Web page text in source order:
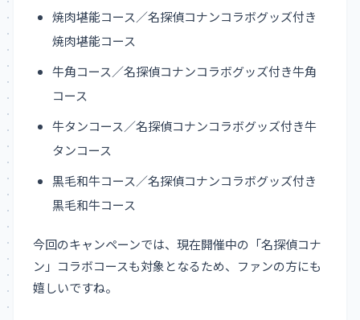
焼肉堪能コース／名探偵コナンコラボグッズ付き
焼肉堪能コース
牛角コース／名探偵コナンコラボグッズ付き牛角
コース
牛タンコース／名探偵コナンコラボグッズ付き牛
タンコース
黒毛和牛コース／名探偵コナンコラボグッズ付き
黒毛和牛コース
今回のキャンペーンでは、現在開催中の「名探偵コナ
ン」コラボコースも対象となるため、ファンの方にも
嬉しいですね。